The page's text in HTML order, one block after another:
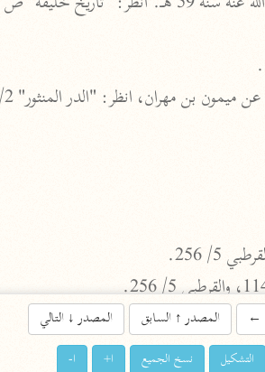
أندرويد
أيفون
رعاية
← المصدر↑السابق المصدر↓التالي
التشكيل نسخ الجميع ا+ ا-